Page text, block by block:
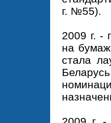
г. №55).
2009 г. -
на
стала